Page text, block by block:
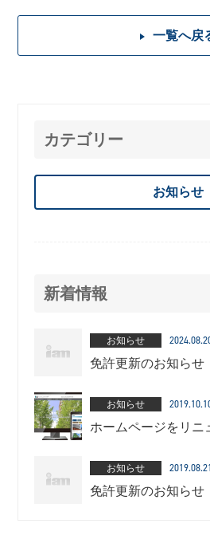
一覧へ戻
カテゴリー
お知らせ
新着情報
お知らせ
免許更新のお知らせ
お知らせ
ホームページをリニ
お知らせ 2019.08.21
免許更新のお知らせ